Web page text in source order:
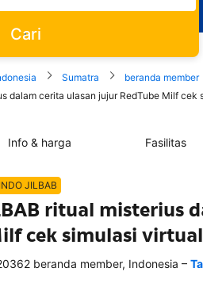
Cari
Sumatra
beranda member
dalam cerita ulasan jujur RedTube Milf
Info & harga Fasilitas
JILBAB
ritual misterius
cek simulasi
beranda member, Indonesia –